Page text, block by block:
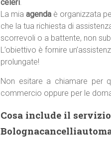
celeri.
La mia agenda è organizzata
che la tua richiesta di
scorrevoli o a battente, non
L’obiettivo è fornire
prolungate!
Non esitare a chiamare per
commercio oppure per le
Cosa include il